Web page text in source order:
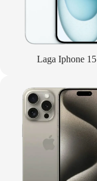
Laga Iphone 15